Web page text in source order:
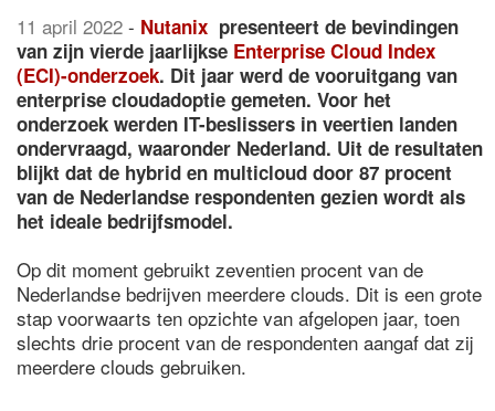
11 april 2022 - Nutanix presenteert de bevindingen
van zijn vierde jaarlijkse Enterprise Cloud Index
(ECI)-onderzoek. Dit jaar werd de vooruitgang van
enterprise cloudadoptie gemeten. Voor het
onderzoek werden IT-beslissers in veertien landen
ondervraagd, waaronder Nederland. Uit de resultaten
blijkt dat de hybrid en multicloud door 87 procent
van de Nederlandse respondenten gezien wordt als
het ideale bedrijfsmodel.
Op dit moment gebruikt zeventien procent van de
Nederlandse bedrijven meerdere clouds. Dit is een grote
stap voorwaarts ten opzichte van afgelopen jaar, toen
slechts drie procent van de respondenten aangaf dat zij
meerdere clouds gebruiken.